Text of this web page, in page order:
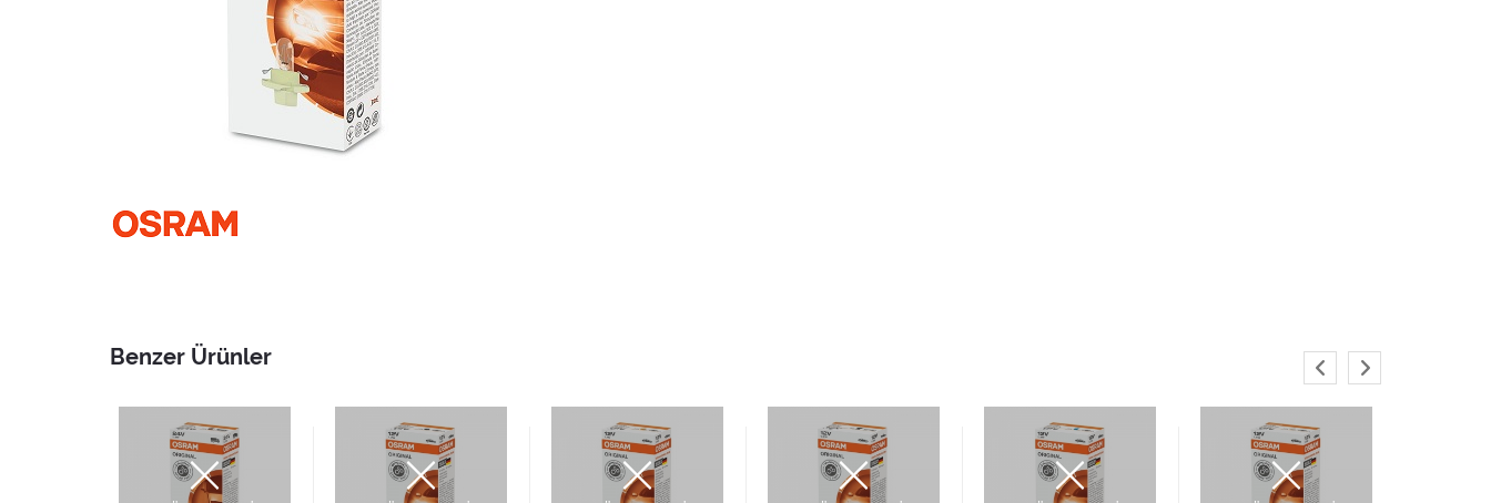
Benzer Ürünler